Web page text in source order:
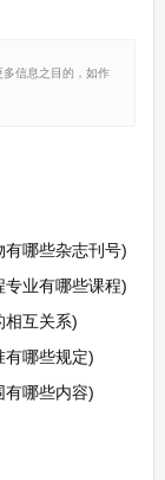
信息之目的，如作
哪些杂志刊号)
业有哪些课程)
相互关系)
有哪些规定)
有哪些内容)